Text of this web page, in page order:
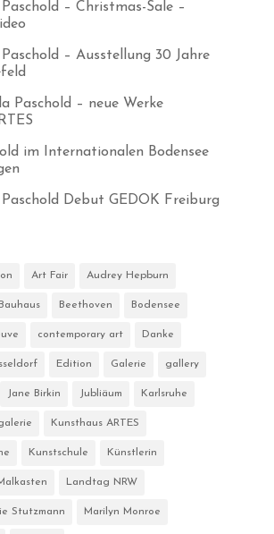
– Christmas-Sale –
– Ausstellung 30 Jahre
Paschold – neue Werke
im Internationalen Bodensee
Debut GEDOK Freiburg
Art Fair Audrey Hepburn
Bauhaus Beethoven Bodensee
contemporary art Danke
Edition Galerie gallery
Jane Birkin Jubliäum Karlsruhe
Kunsthaus ARTES
Kunstschule Künstlerin
Landtag NRW
Stutzmann Marilyn Monroe